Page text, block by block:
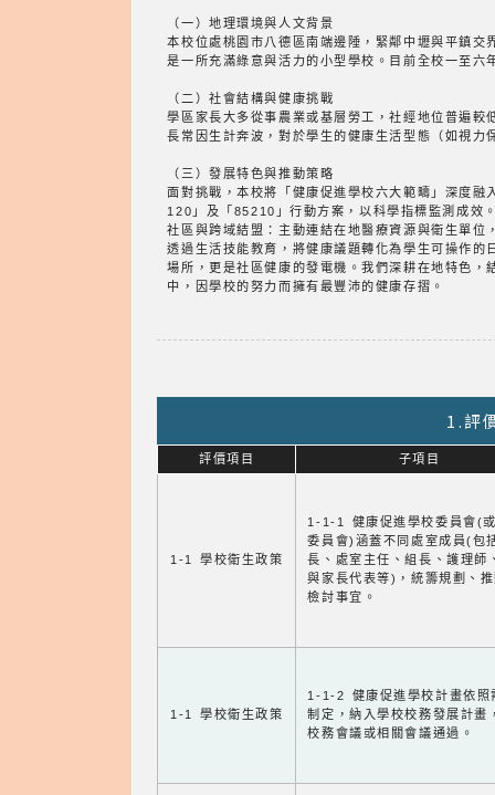
（一）地理環境與人文背景
本校位處桃園市八德區南端邊陲，緊鄰中壢與平鎮
是一所充滿綠意與活力的小型學校。目前全校一至
（二）社會結構與健康挑戰
學區家長大多從事農業或基層勞工，社經地位普遍
長常因生計奔波，對於學生的健康生活型態（如視
（三）發展特色與推動策略
面對挑戰，本校將「健康促進學校六大範疇」深度
120」及「85210」行動方案，以科學指標監測成效
社區與跨域結盟：主動連結在地醫療資源與衛生單
透過生活技能教育，將健康議題轉化為學生可操作
場所，更是社區健康的發電機。我們深耕在地特色
中，因學校的努力而擁有最豐沛的健康存摺。
1.評
評價項目 子項目
1-1 學校衛生政策
1-1-1 健康促進學校委員會(
委員會)涵蓋不同處室成員(包
長、處室主任、組長、護理師
與家長代表等)，統籌規劃、
檢討事宜。
1-1 學校衛生政策
1-1-2 健康促進學校計畫依照
制定，納入學校校務發展計畫
校務會議或相關會議通過。